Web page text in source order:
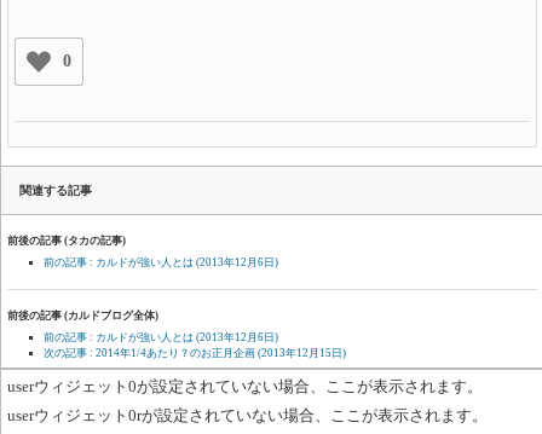
0
関連する記事
前後の記事 (タカの記事)
前の記事 : カルドが強い人とは (2013年12月6日)
前後の記事 (カルドブログ全体)
前の記事 : カルドが強い人とは (2013年12月6日)
次の記事 : 2014年1/4あたり？のお正月企画 (2013年12月15日)
userウィジェット0が設定されていない場合、ここが表示されます。
userウィジェット0rが設定されていない場合、ここが表示されます。